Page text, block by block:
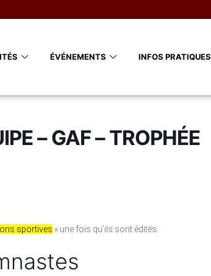
ÉVÉNEMENTS INFOS PRATIQUES
– GAF – TROPHÉE
sportives » une fois qu’ils sont édités.